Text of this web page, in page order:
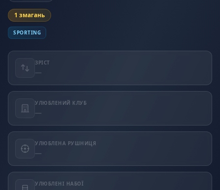
1 змагань
SPORTING
ЗРІСТ
—
УЛЮБЛЕНИЙ КЛУБ
—
УЛЮБЛЕНА РУШНИЦЯ
—
УЛЮБЛЕНІ НАБОЇ